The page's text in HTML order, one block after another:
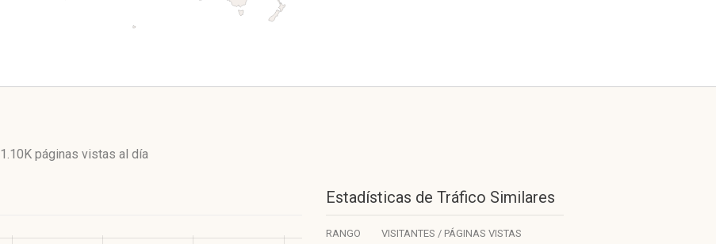
1.10K páginas vistas al día
Estadísticas de Tráfico Similares
RANGO VISITANTES / PÁGINAS VISTAS